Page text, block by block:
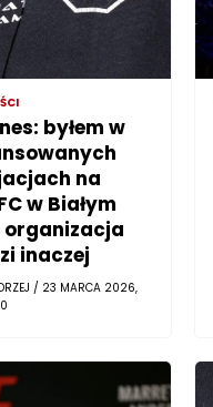
byłem w
na
w Białym
organizacja
inaczej
/ 23 MARCA 2026,